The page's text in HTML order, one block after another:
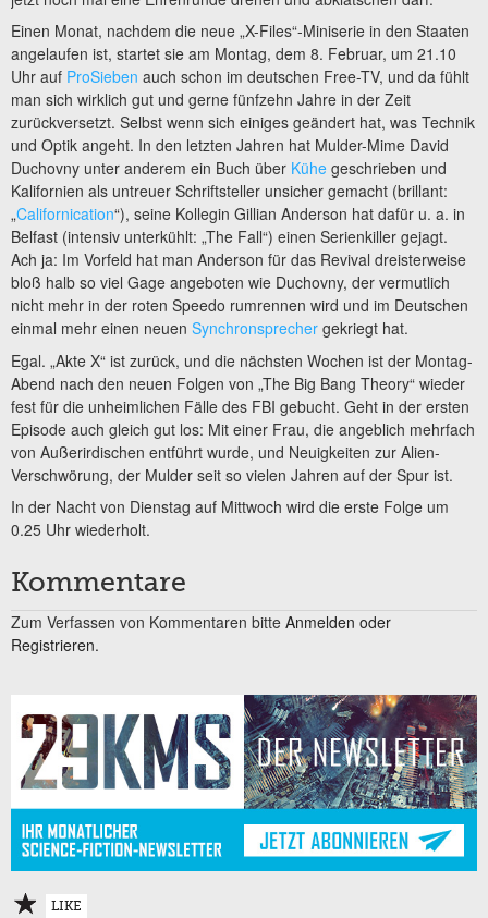
Einen Monat, nachdem die neue „X-Files“-Miniserie in den Staaten
angelaufen ist, startet sie am Montag, dem 8. Februar, um 21.10
Uhr auf ProSieben auch schon im deutschen Free-TV, und da fühlt
man sich wirklich gut und gerne fünfzehn Jahre in der Zeit
zurückversetzt. Selbst wenn sich einiges geändert hat, was Technik
und Optik angeht. In den letzten Jahren hat Mulder-Mime David
Duchovny unter anderem ein Buch über Kühe geschrieben und
Kalifornien als untreuer Schriftsteller unsicher gemacht (brillant:
„Californication“), seine Kollegin Gillian Anderson hat dafür u. a. in
Belfast (intensiv unterkühlt: „The Fall“) einen Serienkiller gejagt.
Ach ja: Im Vorfeld hat man Anderson für das Revival dreisterweise
bloß halb so viel Gage angeboten wie Duchovny, der vermutlich
nicht mehr in der roten Speedo rumrennen wird und im Deutschen
einmal mehr einen neuen Synchronsprecher gekriegt hat.
Egal. „Akte X“ ist zurück, und die nächsten Wochen ist der Montag-
Abend nach den neuen Folgen von „The Big Bang Theory“ wieder
fest für die unheimlichen Fälle des FBI gebucht. Geht in der ersten
Episode auch gleich gut los: Mit einer Frau, die angeblich mehrfach
von Außerirdischen entführt wurde, und Neuigkeiten zur Alien-
Verschwörung, der Mulder seit so vielen Jahren auf der Spur ist.
In der Nacht von Dienstag auf Mittwoch wird die erste Folge um
0.25 Uhr wiederholt.
Kommentare
Zum Verfassen von Kommentaren bitte Anmelden oder
Registrieren.
LIKE